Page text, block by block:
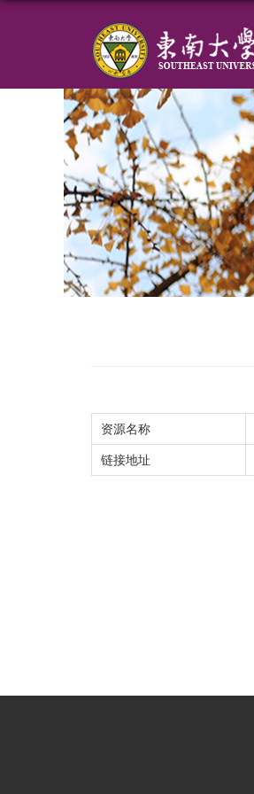
资源名称
链接地址